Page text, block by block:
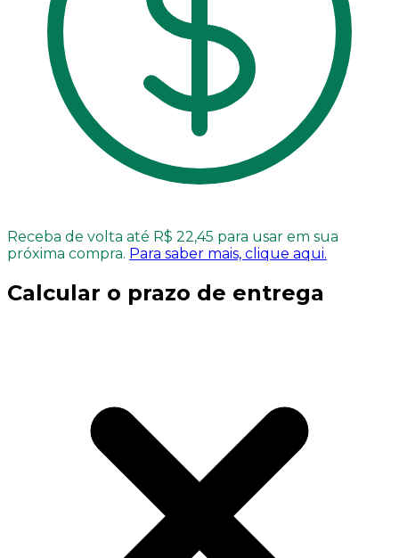
Receba de volta até R$ 22,45 para usar em sua
próxima compra. Para saber mais, clique aqui.
Calcular o prazo de entrega